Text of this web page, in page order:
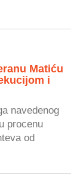
Matiću
i
navedenog
procenu
od